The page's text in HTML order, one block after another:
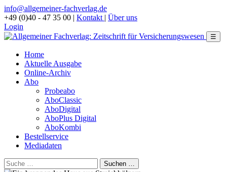
info@allgemeiner-fachverlag.de
+49 (0)40 - 47 35 00 | Kontakt | Über uns
Login
☰
Home
Aktuelle Ausgabe
Online-Archiv
Abo
Probeabo
AboClassic
AboDigital
AboPlus Digital
AboKombi
Bestellservice
Mediadaten